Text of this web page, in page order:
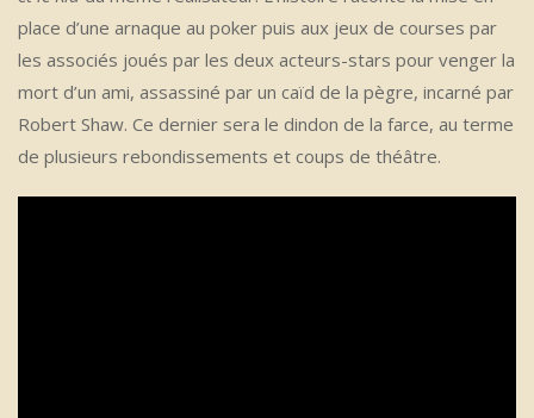
place d’une arnaque au poker puis aux jeux de courses par
les associés joués par les deux acteurs-stars pour venger la
mort d’un ami, assassiné par un caïd de la pègre, incarné par
Robert Shaw. Ce dernier sera le dindon de la farce, au terme
de plusieurs rebondissements et coups de théâtre.